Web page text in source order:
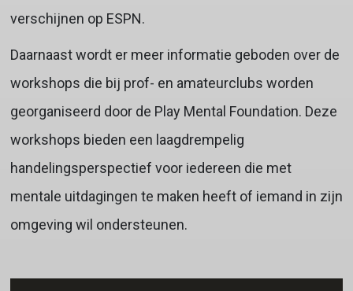
verschijnen op ESPN.
Daarnaast wordt er meer informatie geboden over de
workshops die bij prof- en amateurclubs worden
georganiseerd door de Play Mental Foundation. Deze
workshops bieden een laagdrempelig
handelingsperspectief voor iedereen die met
mentale uitdagingen te maken heeft of iemand in zijn
omgeving wil ondersteunen.